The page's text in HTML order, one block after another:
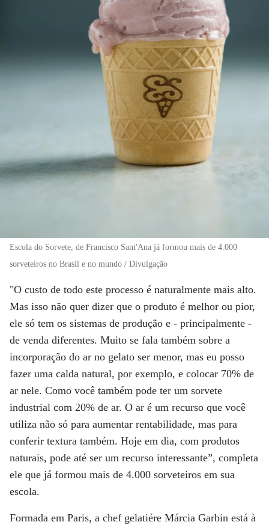
Escola do Sorvete, de Francisco Sant'Ana já formou mais de 4.000
sorveteiros no Brasil e no mundo / Divulgação
"O custo de todo este processo é naturalmente mais alto.
Mas isso não quer dizer que o produto é melhor ou pior,
ele só tem os sistemas de produção e - principalmente -
de venda diferentes. Muito se fala também sobre a
incorporação do ar no gelato ser menor, mas eu posso
fazer uma calda natural, por exemplo, e colocar 70% de
ar nele. Como você também pode ter um sorvete
industrial com 20% de ar. O ar é um recurso que você
utiliza não só para aumentar rentabilidade, mas para
conferir textura também. Hoje em dia, com produtos
naturais, pode até ser um recurso interessante”, completa
ele que já formou mais de 4.000 sorveteiros em sua
escola.
Formada em Paris, a chef gelatiére Márcia Garbin está à